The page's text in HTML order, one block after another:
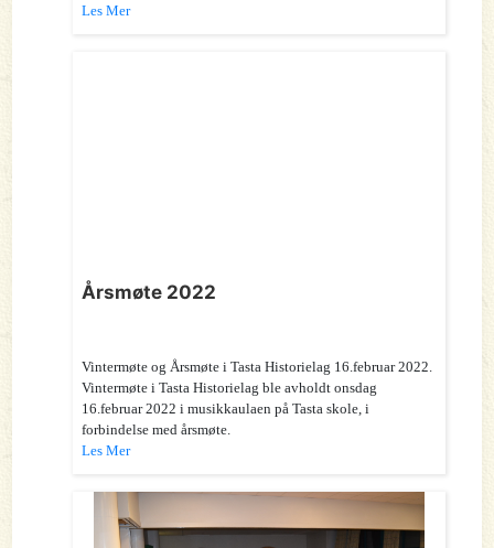
Les Mer
Årsmøte 2022
Vintermøte og Årsmøte i Tasta Historielag 16.februar 2022.
Vintermøte i Tasta Historielag ble avholdt onsdag
16.februar 2022 i musikkaulaen på Tasta skole, i
forbindelse med årsmøte.
Les Mer